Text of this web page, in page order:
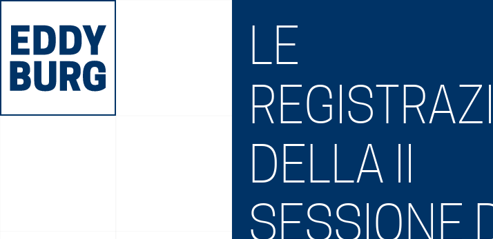
LE
DELLA II
SESSIONE